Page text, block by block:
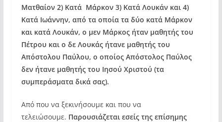
Ματθαίον 2) Κατά Μάρκον 3) Κατά Λουκάν και 4)
Κατά Ιωάννην, από τα οποία τα δύο κατά Μάρκον
και κατά Λουκάν, ο μεν Μάρκος ήταν μαθητής του
Πέτρου και ο δε Λουκάς ήτανε μαθητής του
Απόστολου Παύλου, ο οποίος Απόστολος Παύλος
δεν ήτανε μαθητής του Ιησού Χριστού (τα
συμπεράσματα δικά σας).
Από που να ξεκινήσουμε και που να
τελειώσουμε. Παρουσιάζεται εσείς της επίσημης